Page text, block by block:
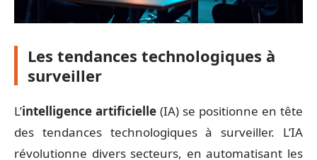
Les tendances technologiques à
surveiller
L’intelligence artificielle (IA) se positionne en tête
des tendances technologiques à surveiller. L’IA
révolutionne divers secteurs, en automatisant les